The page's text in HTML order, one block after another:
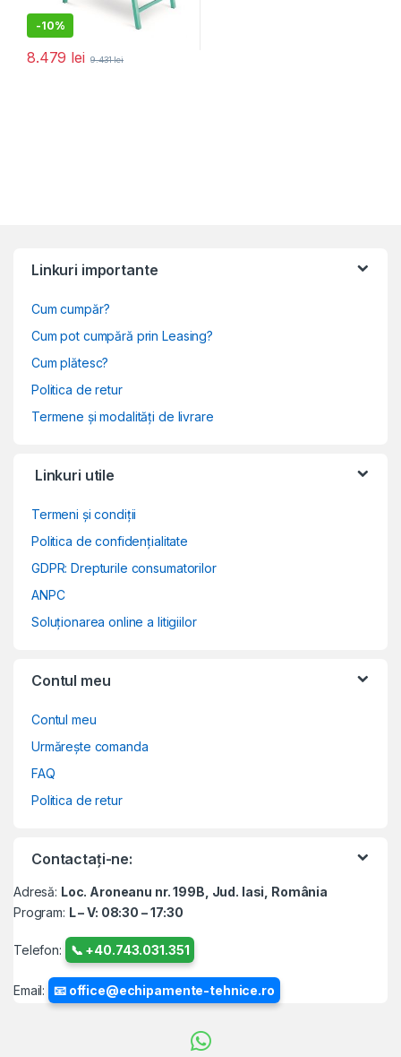
-10%
8.479 lei 9.431lei
Linkuri importante
Cum cumpăr?
Cum pot cumpără prin Leasing?
Cum plătesc?
Politica de retur
Termene și modalități de livrare
Linkuri utile
Termeni și condiții
Politica de confidențialitate
GDPR: Drepturile consumatorilor
ANPC
Soluționarea online a litigiilor
Contul meu
Contul meu
Urmărește comanda
FAQ
Politica de retur
Contactați-ne:
Adresă: Loc. Aroneanu nr. 199B, Jud. Iasi, România
Program: L – V: 08:30 – 17:30
Telefon: 📞 +40.743.031.351
Email: 📧 office@echipamente-tehnice.ro